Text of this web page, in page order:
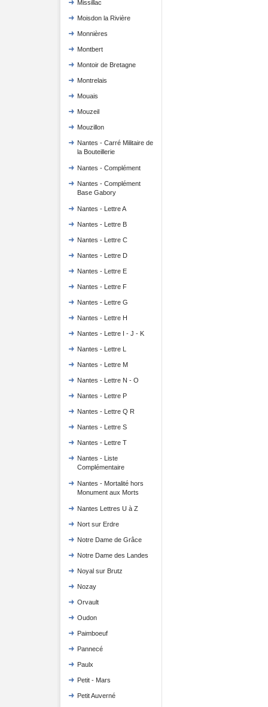
Missillac
Moisdon la Rivière
Monnières
Montbert
Montoir de Bretagne
Montrelais
Mouais
Mouzeil
Mouzillon
Nantes - Carré Militaire de
la Bouteillerie
Nantes - Complément
Nantes - Complément
Base Gabory
Nantes - Lettre A
Nantes - Lettre B
Nantes - Lettre C
Nantes - Lettre D
Nantes - Lettre E
Nantes - Lettre F
Nantes - Lettre G
Nantes - Lettre H
Nantes - Lettre I - J - K
Nantes - Lettre L
Nantes - Lettre M
Nantes - Lettre N - O
Nantes - Lettre P
Nantes - Lettre Q R
Nantes - Lettre S
Nantes - Lettre T
Nantes - Liste
Complémentaire
Nantes - Mortalité hors
Monument aux Morts
Nantes Lettres U à Z
Nort sur Erdre
Notre Dame de Grâce
Notre Dame des Landes
Noyal sur Brutz
Nozay
Orvault
Oudon
Paimboeuf
Pannecé
Paulx
Petit - Mars
Petit Auverné